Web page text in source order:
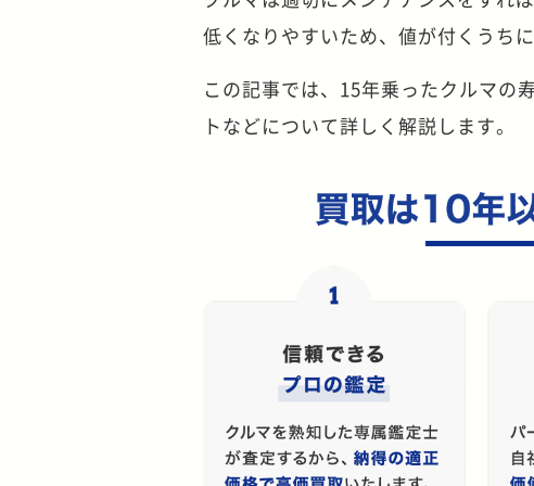
低くなりやすいため、値が付くうち
この記事では、15年乗ったクルマの
トなどについて詳しく解説します。